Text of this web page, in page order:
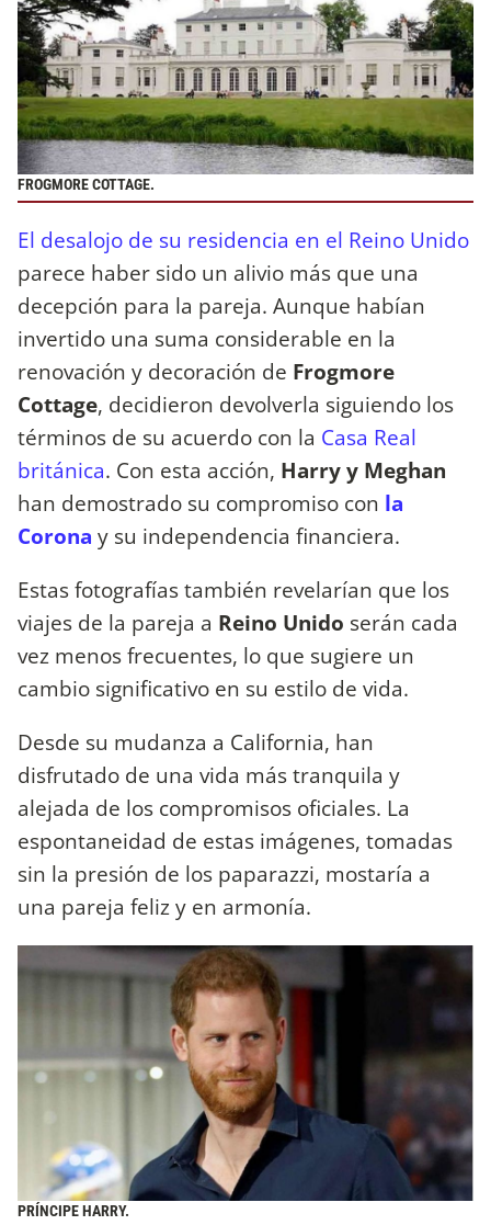
FROGMORE COTTAGE.
El desalojo de su residencia en el Reino Unido
parece haber sido un alivio más que una
decepción para la pareja. Aunque habían
invertido una suma considerable en la
renovación y decoración de Frogmore
Cottage, decidieron devolverla siguiendo los
términos de su acuerdo con la Casa Real
británica. Con esta acción, Harry y Meghan
han demostrado su compromiso con la
Corona y su independencia financiera.
Estas fotografías también revelarían que los
viajes de la pareja a Reino Unido serán cada
vez menos frecuentes, lo que sugiere un
cambio significativo en su estilo de vida.
Desde su mudanza a California, han
disfrutado de una vida más tranquila y
alejada de los compromisos oficiales. La
espontaneidad de estas imágenes, tomadas
sin la presión de los paparazzi, mostaría a
una pareja feliz y en armonía.
PRÍNCIPE HARRY.